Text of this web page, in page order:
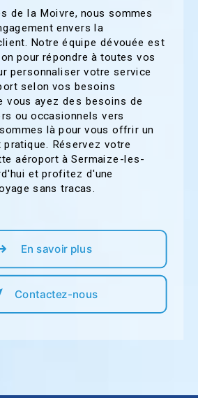
de la Moivre, nous sommes
envers la
Notre équipe dévouée est
pour répondre à toutes vos
personnaliser votre service
selon vos besoins
vous ayez des besoins de
ou occasionnels vers
là pour vous offrir un
Réservez votre
aéroport à Sermaize-les-
et profitez d'une
sans tracas.
En savoir plus
Contactez-nous